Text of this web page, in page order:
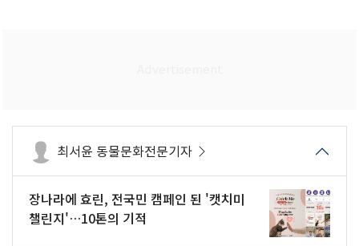
최서윤 동물문화전문기자
장나라에 효린, 전국민 캠페인 된 '캣치미
챌린지'…10톤의 기적